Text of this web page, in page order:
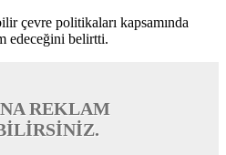
çevre politikaları kapsamında
edeceğini belirtti.
REKLAM